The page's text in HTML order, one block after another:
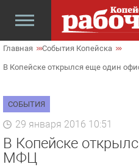
Главная События Копейска
В Копейске открылся еще один
СОБЫТИЯ
29 января 2016 10:51
В Копейске
МФЦ